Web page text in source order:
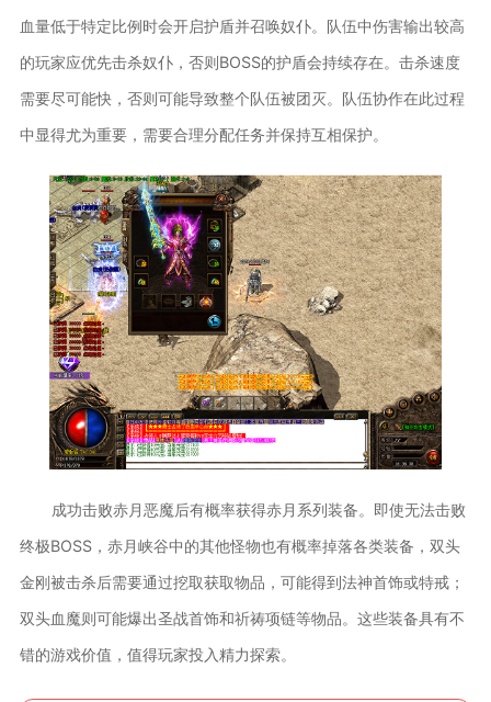
血量低于特定比例时会开启护盾并召唤奴仆。队伍中伤害输出较高
的玩家应优先击杀奴仆，否则BOSS的护盾会持续存在。击杀速度
需要尽可能快，否则可能导致整个队伍被团灭。队伍协作在此过程
中显得尤为重要，需要合理分配任务并保持互相保护。
成功击败赤月恶魔后有概率获得赤月系列装备。即使无法击败
终极BOSS，赤月峡谷中的其他怪物也有概率掉落各类装备，双头
金刚被击杀后需要通过挖取获取物品，可能得到法神首饰或特戒；
双头血魔则可能爆出圣战首饰和祈祷项链等物品。这些装备具有不
错的游戏价值，值得玩家投入精力探索。